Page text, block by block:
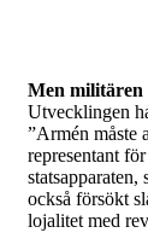
Men militären
Utvecklingen
”Armén måste
representant
också försökt
lojalitet med